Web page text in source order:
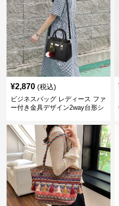
¥2,870 (税込)
ビジネスバッグ レディース ファ
ー付き金具デザイン2way台形シ